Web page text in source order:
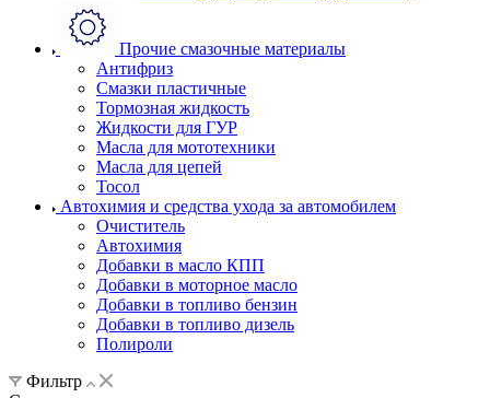
Прочие смазочные материалы
Антифриз
Смазки пластичные
Тормозная жидкость
Жидкости для ГУР
Масла для мототехники
Масла для цепей
Тосол
Автохимия и средства ухода за автомобилем
Очиститель
Автохимия
Добавки в масло КПП
Добавки в моторное масло
Добавки в топливо бензин
Добавки в топливо дизель
Полироли
Фильтр